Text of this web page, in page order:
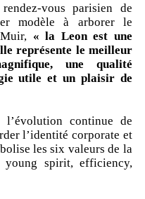
vous parisien de
modèle à arborer le
« la Leon est une
représente le meilleur
une qualité
utile et un plaisir de
l’évolution continue de
l’identité corporate et
les six valeurs de la
young spirit, efficiency,